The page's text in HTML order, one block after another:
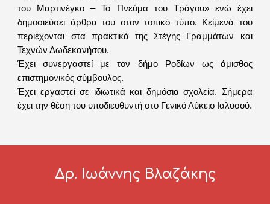
του Μαρτινέγκο – Το Πνεύμα του Τράγου» ενώ έχει
δημοσιεύσει άρθρα του στον τοπικό τύπο. Κείμενά του
περιέχονται στα πρακτικά της Στέγης Γραμμάτων και
Τεχνών Δωδεκανήσου.
Έχει συνεργαστεί με τον δήμο Ροδίων ως άμισθος
επιστημονικός σύμβουλος.
Έχει εργαστεί σε ιδιωτικά και δημόσια σχολεία. Σήμερα
έχει την θέση του υποδιευθυντή στο Γενικό Λύκειο Ιαλυσού.
Δρ. Ιωάννης Βλαζάκης